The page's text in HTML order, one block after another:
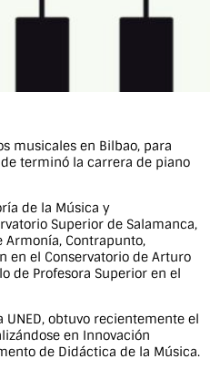
musicales en Bilbao, para
terminó la carrera de piano
de la Música y
Superior de Salamanca,
Contrapunto,
en el Conservatorio de Arturo
de Profesora Superior en el
obtuvo recientemente el
en Innovación
de Didáctica de la Música.